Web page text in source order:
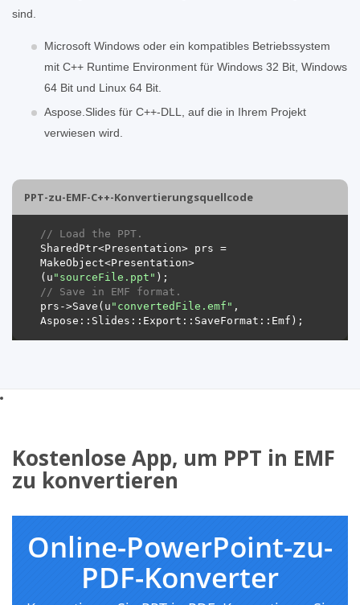
sind.
Microsoft Windows oder ein kompatibles Betriebssystem
mit C++ Runtime Environment für Windows 32 Bit, Windows
64 Bit und Linux 64 Bit.
Aspose.Slides für C++-DLL, auf die in Ihrem Projekt
verwiesen wird.
PPT-zu-EMF-C++-Konvertierungsquellcode
// Load the PPT.
SharedPtr<Presentation> prs =
MakeObject<Presentation>
(u "sourceFile.ppt"
// Save in EMF format.
prs->Save(u "convertedFile.emf" ,
Kostenlose App, um PPT in EMF
zu konvertieren